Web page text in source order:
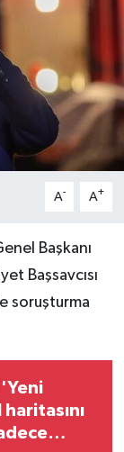
A- A+
Başkanı
Başsavcısı
soruşturma